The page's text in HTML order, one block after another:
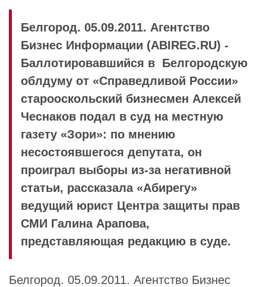
Белгород. 05.09.2011. Агентство
Бизнес Информации (ABIREG.RU) -
Баллотировавшийся в Белгородскую
облдуму от «Справедливой России»
старооскольский бизнесмен Алексей
Чеснаков подал в суд на местную
газету «Зори»: по мнению
несостоявшегося депутата, он
проиграл выборы из-за негативной
статьи, рассказала «Абирегу»
ведущий юрист Центра защиты прав
СМИ Галина Арапова,
представляющая редакцию в суде.
Белгород. 05.09.2011. Агентство Бизнес